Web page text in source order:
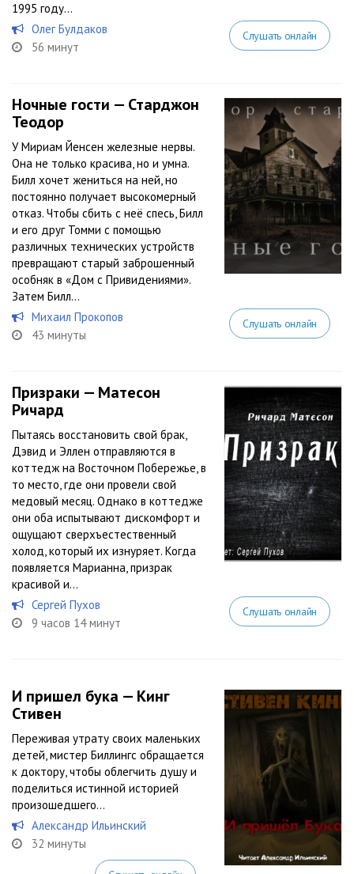
1995 году...
Олег Булдаков
56 минут
Слушать онлайн
Ночные гости — Старджон
Теодор
У Мириам Йенсен железные нервы.
Она не только красива, но и умна.
Билл хочет жениться на ней, но
постоянно получает высокомерный
отказ. Чтобы сбить с неё спесь, Билл
и его друг Томми с помощью
различных технических устройств
превращают старый заброшенный
особняк в «Дом с Привидениями».
Затем Билл...
Михаил Прокопов
43 минуты
Слушать онлайн
Призраки — Матесон
Ричард
Пытаясь восстановить свой брак,
Дэвид и Эллен отправляются в
коттедж на Восточном Побережье, в
то место, где они провели свой
медовый месяц. Однако в коттедже
они оба испытывают дискомфорт и
ощущают сверхъестественный
холод, который их изнуряет. Когда
появляется Марианна, призрак
красивой и...
Сергей Пухов
9 часов 14 минут
Слушать онлайн
И пришел бука — Кинг
Стивен
Переживая утрату своих маленьких
детей, мистер Биллингс обращается
к доктору, чтобы облегчить душу и
поделиться истинной историей
произошедшего…
Александр Ильинский
32 минуты